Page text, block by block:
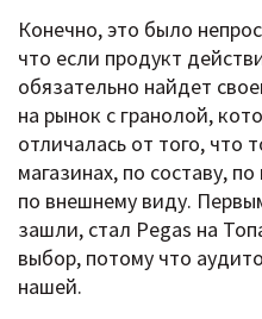
Конечно, это было
что если продукт
обязательно найдет
на рынок с гранолой,
отличалась от того, что
магазинах, по составу,
по внешнему виду.
зашли, стал Pegas на
выбор, потому что
нашей.